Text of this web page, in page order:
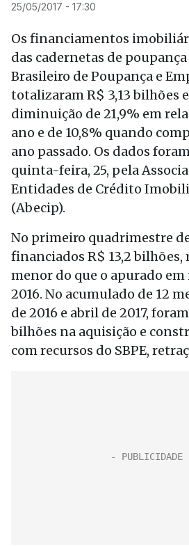
25/05/2017 - 17:30
Os financiamentos
das cadernetas de
Brasileiro de Poupança e
totalizaram R$ 3,13 bilhões
diminuição de 21,9% em
ano e de 10,8% quando
ano passado. Os dados
quinta-feira, 25, pela
Entidades de Crédito
(Abecip).
No primeiro quadrimestre
financiados R$ 13,2
menor do que o apurado
2016. No acumulado de 12
de 2016 e abril de 2017,
bilhões na aquisição e
com recursos do SBPE,